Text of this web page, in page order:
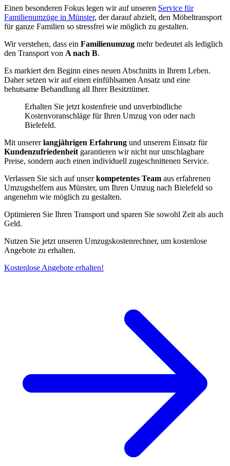
Einen besonderen Fokus legen wir auf unseren Service für
Familienumzüge in Münster, der darauf abzielt, den Möbeltransport
für ganze Familien so stressfrei wie möglich zu gestalten.
Wir verstehen, dass ein Familienumzug mehr bedeutet als lediglich
den Transport von A nach B.
Es markiert den Beginn eines neuen Abschnitts in Ihrem Leben.
Daher setzen wir auf einen einfühlsamen Ansatz und eine
behutsame Behandlung all Ihrer Besitztümer.
Erhalten Sie jetzt kostenfreie und unverbindliche
Kostenvoranschläge für Ihren Umzug von oder nach
Bielefeld.
Mit unsererlangjährigen Erfahrung und unserem Einsatz für
Kundenzufriedenheit garantieren wir nicht nur unschlagbare
Preise, sondern auch einen individuell zugeschnittenen Service.
Verlassen Sie sich auf unserkompetentes Team aus erfahrenen
Umzugshelfern aus Münster, um Ihren Umzug nach Bielefeld so
angenehm wie möglich zu gestalten.
Optimieren Sie Ihren Transport und sparen Sie sowohl Zeit als auch
Geld.
Nutzen Sie jetzt unseren Umzugskostenrechner, um kostenlose
Angebote zu erhalten.
Kostenlose Angebote erhalten!